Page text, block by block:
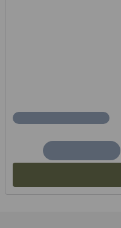
Sicherer Stand über
Antihaftbeschichtung
Tiefergesetzt mit
Plancha: Emailliertes
Wärmespeicherung